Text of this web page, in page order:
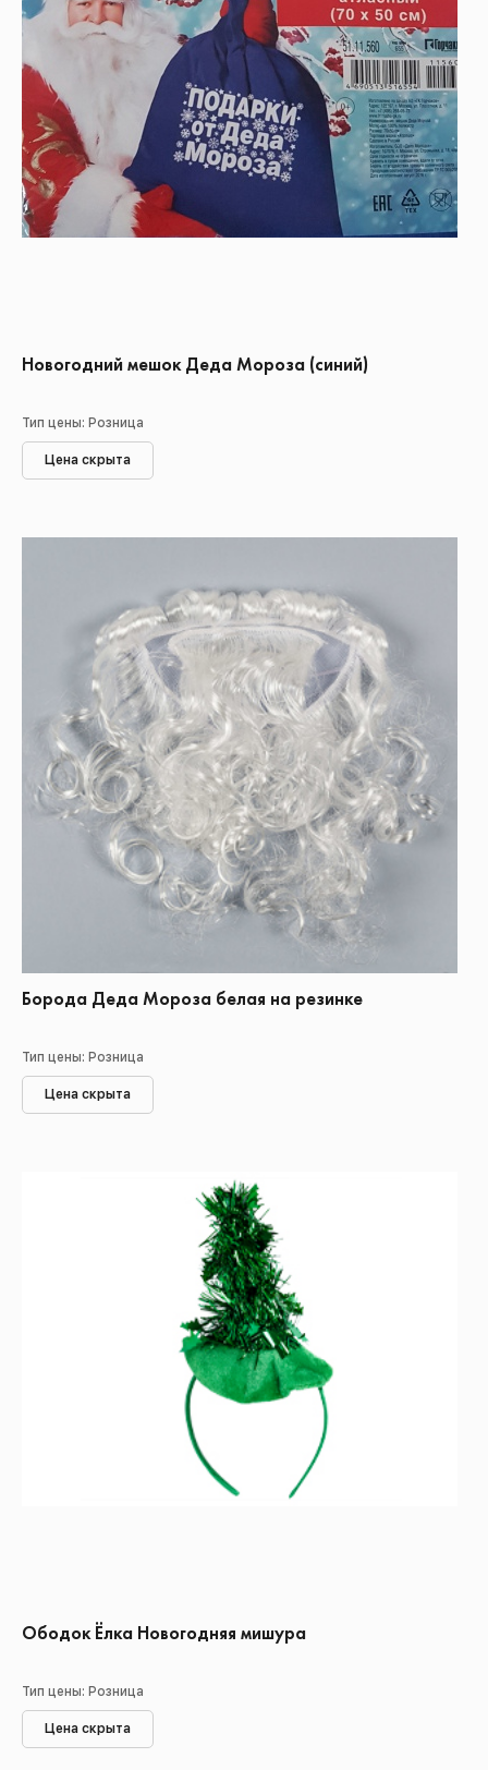
Новогодний мешок Деда Мороза (синий)
Тип цены: Розница
Цена скрыта
Борода Деда Мороза белая на резинке
Тип цены: Розница
Цена скрыта
Ободок Ёлка Новогодняя мишура
Тип цены: Розница
Цена скрыта